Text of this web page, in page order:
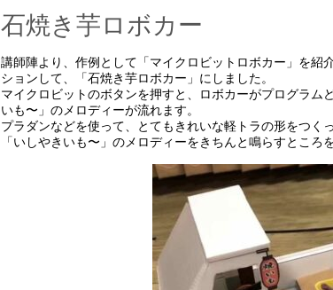
石焼き芋ロボカー
講師陣より、作例として「マイクロビットロボカー」を紹
ションして、「石焼き芋ロボカー」にしました。
マイクロビットのボタンを押すと、ロボカーがプログラム
いも〜」のメロディーが流れます。
プラダンなどを使って、とてもきれいな軽トラの形をつく
「いしやきいも〜」のメロディーをきちんと鳴らすところ